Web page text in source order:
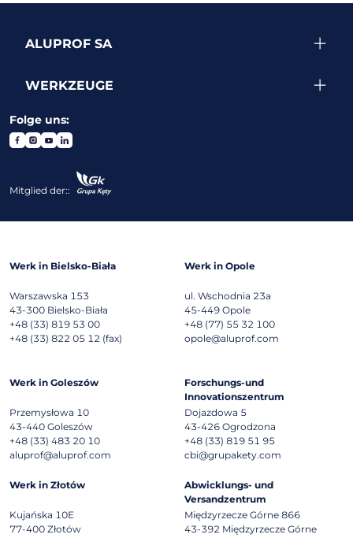
ALUPROF SA
WERKZEUGE
Folge uns:
Mitglied der::
Werk in Bielsko-Biała
Warszawska 153
43-300 Bielsko-Biała
+48 (33) 819 53 00
+48 (33) 822 05 12 (fax)
Werk in Opole
ul. Wschodnia 23a
45-449 Opole
+48 (77) 55 32 100
opole@aluprof.com
Werk in Goleszów
Przemysłowa 10
43-440 Goleszów
+48 (33) 483 20 10
aluprof@aluprof.com
Forschungs-und
Innovationszentrum
Dojazdowa 5
43-426 Ogrodzona
+48 (33) 819 51 95
cbi@grupakety.com
Werk in Złotów
Kujańska 10E
77-400 Złotów
Abwicklungs- und
Versandzentrum
Międzyrzecze Górne 866
43-392 Międzyrzecze Górne